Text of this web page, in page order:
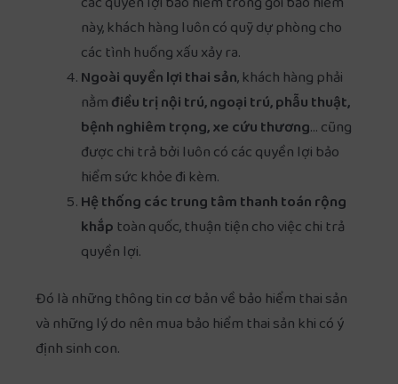
này, khách hàng luôn có quỹ dự phòng cho
các tình huống xấu xảy ra.
Ngoài quyền lợi thai sản, khách hàng phải
nằmđiều trị nội trú, ngoại trú, phẫu thuật,
bệnh nghiêm trọng, xe cứu thương… cũng
được chi trả bởi luôn có các quyền lợi bảo
hiểm sức khỏe đi kèm.
Hệ thống các trung tâm thanh toán rộng
khắptoàn quốc, thuận tiện cho việc chi trả
quyền lợi.
Đó là những thông tin cơ bản về bảo hiểm thai sản
và những lý do nên mua bảo hiểm thai sản khi có ý
định sinh con.